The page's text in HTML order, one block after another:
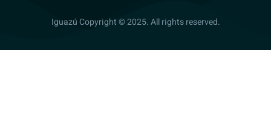
Iguazú Copyright © 2025. All rights reserved.